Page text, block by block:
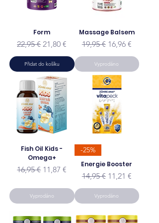
Form
Běžná cena
22,95 € Zvýhodněná cena
21,80 €
Přidat do košíku
Massage Balsem
Běžná cena
19,95 € Zvýhodněná
16,96 €
Vyprodáno
Fish Oil Kids -
Omega+
Běžná cena
16,95 € Zvýhodněná cena
11,87 €
Vyprodáno
-25%
Energie Booster
Běžná cena
14,95 € Zvýhodněná
11,21 €
Vyprodáno